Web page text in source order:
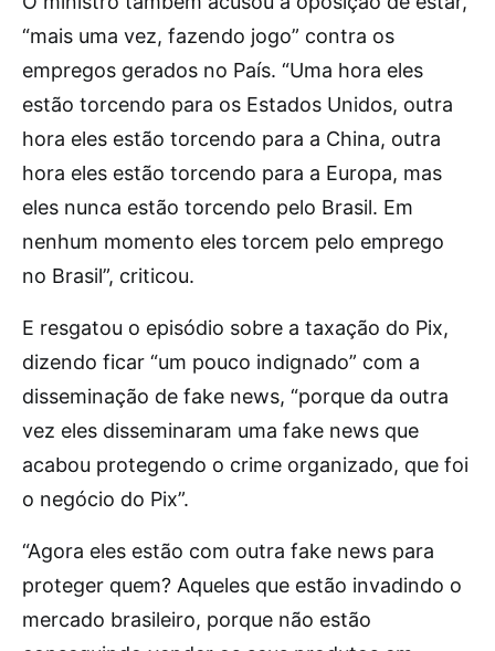
“mais uma vez, fazendo jogo” contra os
empregos gerados no País. “Uma hora eles
estão torcendo para os Estados Unidos, outra
hora eles estão torcendo para a China, outra
hora eles estão torcendo para a Europa, mas
eles nunca estão torcendo pelo Brasil. Em
nenhum momento eles torcem pelo emprego
no Brasil”, criticou.
E resgatou o episódio sobre a taxação do Pix,
dizendo ficar “um pouco indignado” com a
disseminação de fake news, “porque da outra
vez eles disseminaram uma fake news que
acabou protegendo o crime organizado, que foi
o negócio do Pix”.
“Agora eles estão com outra fake news para
proteger quem? Aqueles que estão invadindo o
mercado brasileiro, porque não estão